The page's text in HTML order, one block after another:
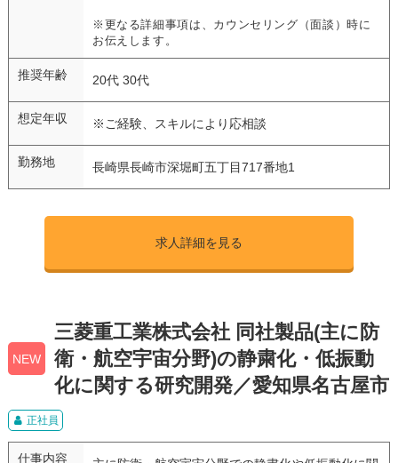
※更なる詳細事項は、カウンセリング（面談）時に
お伝えします。
推奨年齢 20代 30代
想定年収 ※ご経験、スキルにより応相談
勤務地 長崎県長崎市深堀町五丁目717番地1
求人詳細を見る
NEW
三菱重工業株式会社 同社製品(主に防
衛・航空宇宙分野)の静粛化・低振動
化に関する研究開発／愛知県名古屋市
正社員
仕事内容